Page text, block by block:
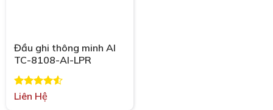
Đầu ghi thông minh AI
TC-8108-AI-LPR
Được xếp
4.50
Liên Hệ